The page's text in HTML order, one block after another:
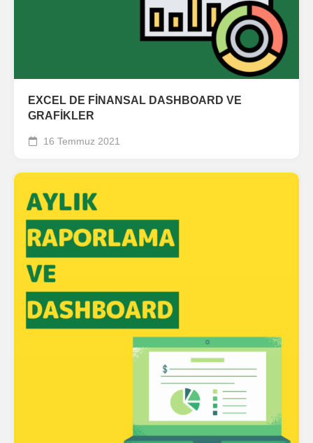
EXCEL DE FİNANSAL DASHBOARD VE
GRAFİKLER
16 Temmuz 2021